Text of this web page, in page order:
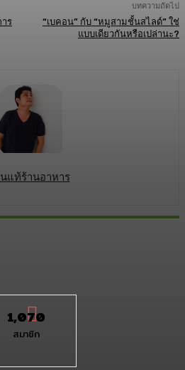
ร
บทความถัดไป
“เบคอน” กับ “หมูสามชั้นสไลด์” ใช่
แบบเดียวกันหรือเปล่านะ?
แท้ร้านอาหาร
1,070
สมาชิก